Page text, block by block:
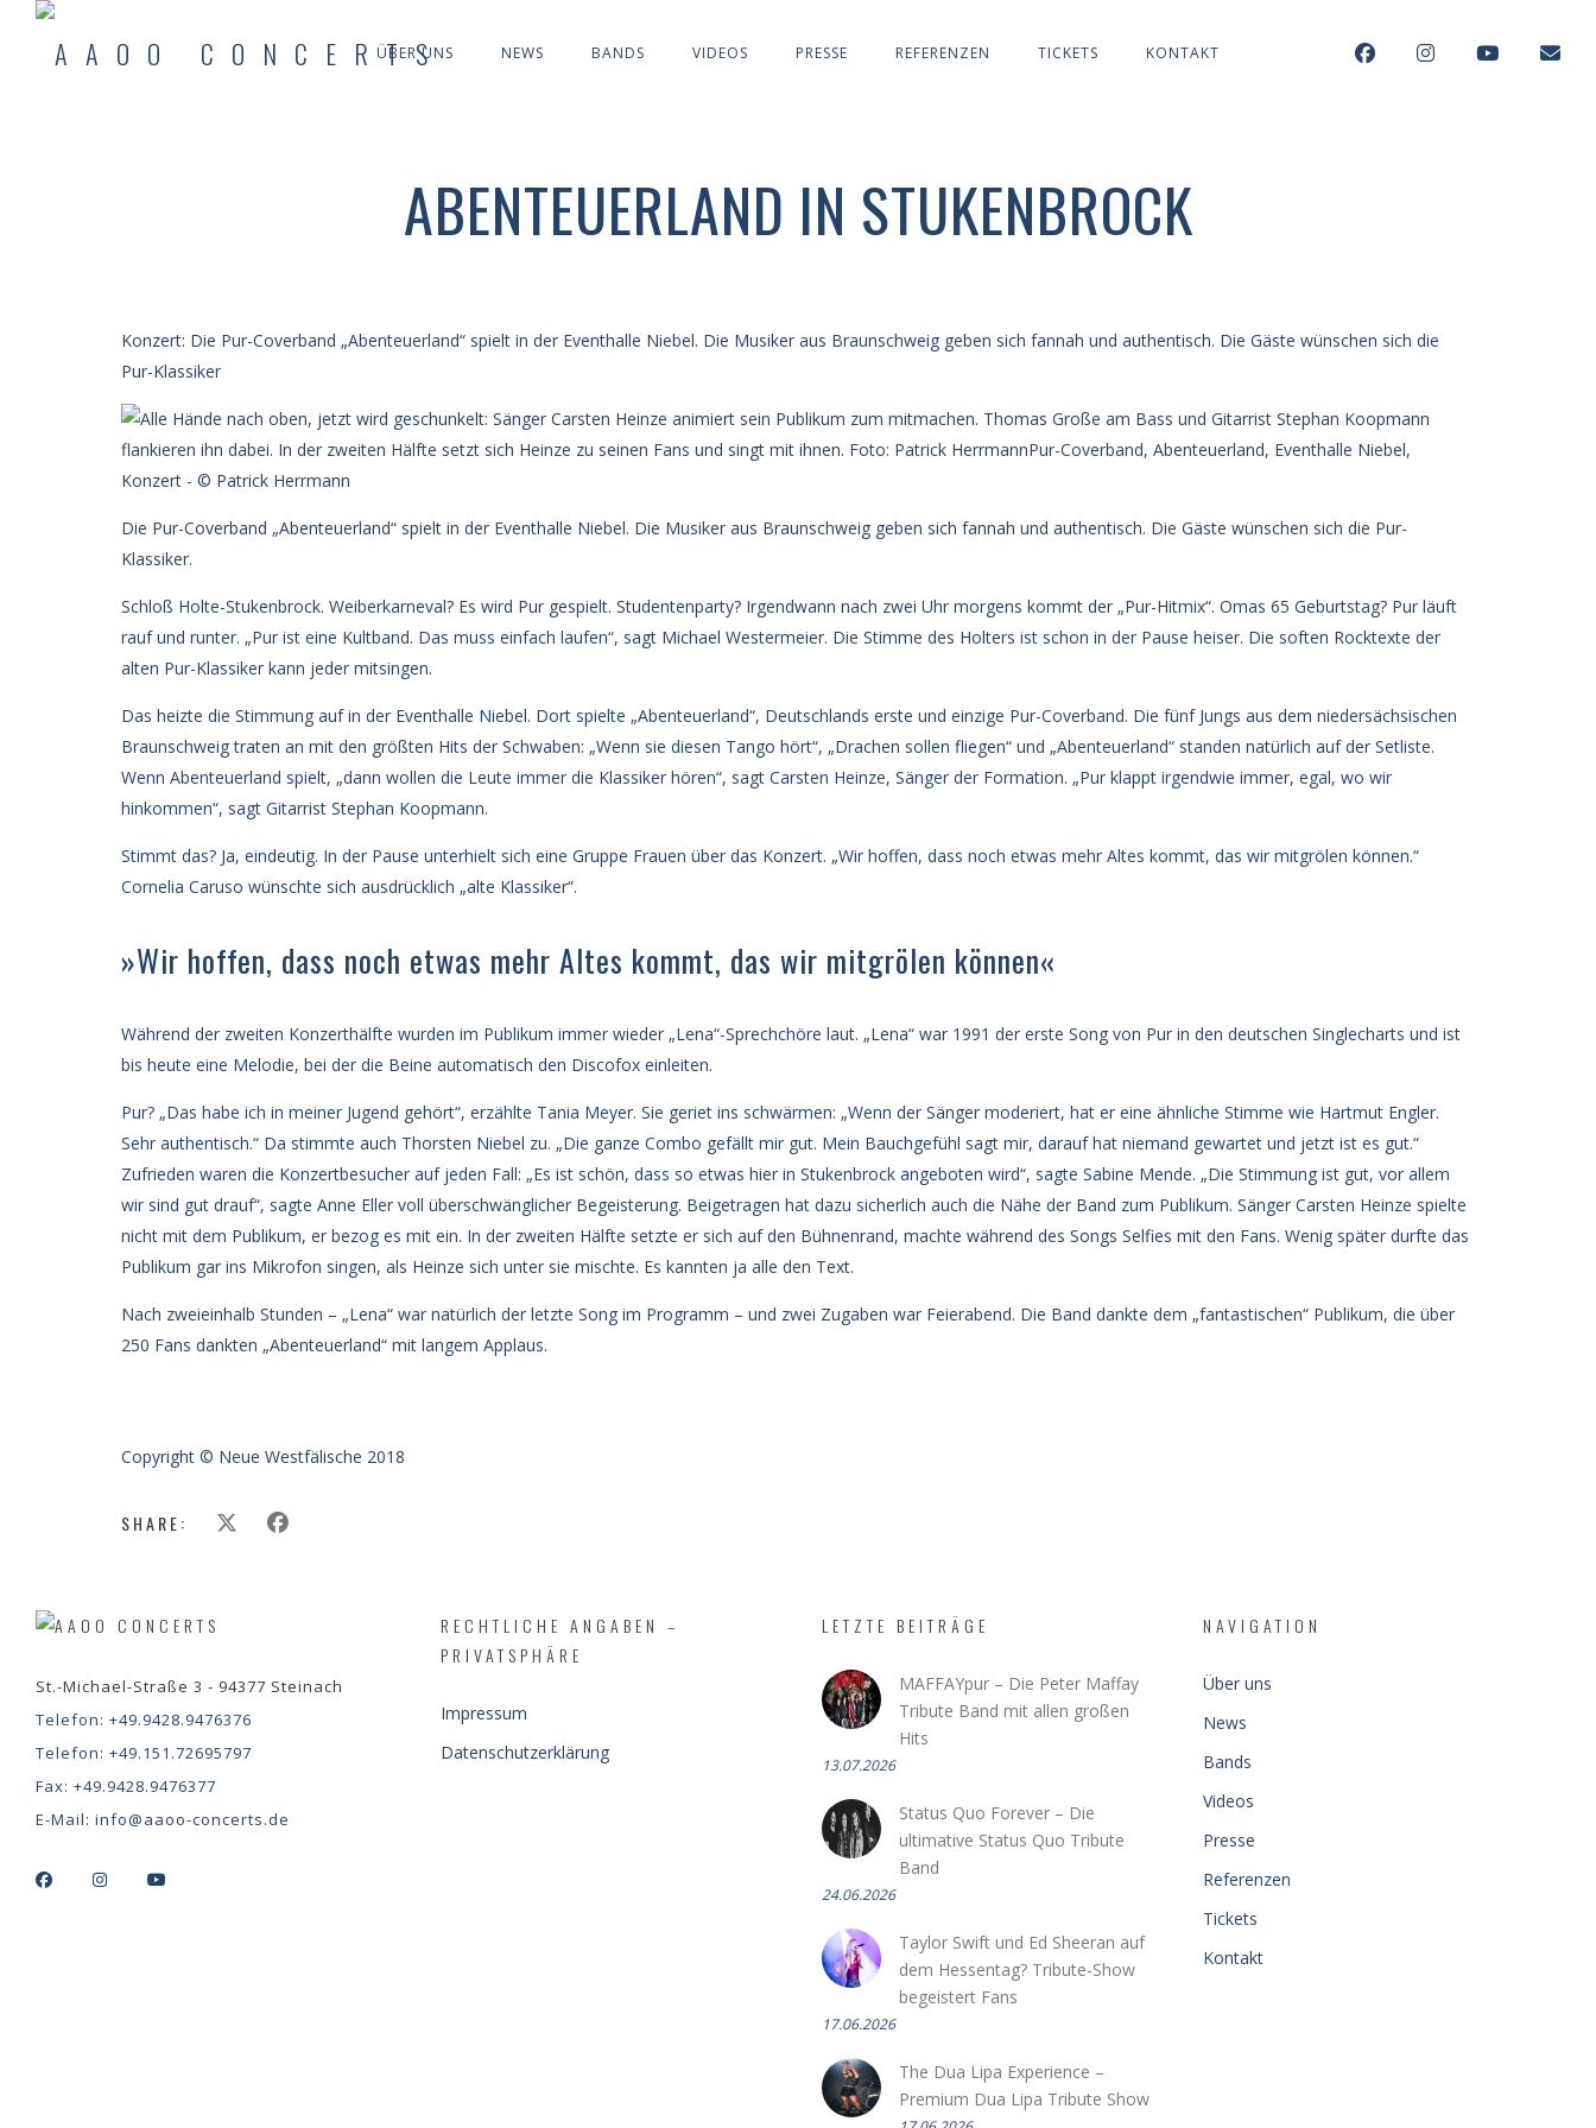
ÜBER UNS NEWS BANDS VIDEOS PRESSE REFERENZEN TICKETS KONTAKT
ABENTEUERLAND IN STUKENBROCK
Konzert: Die Pur-Coverband „Abenteuerland“ spielt in der Eventhalle Niebel. Die Musiker aus Braunschweig geben sich fannah und authentisch. Die Gäste wünschen sich die
Pur-Klassiker
Die Pur-Coverband „Abenteuerland“ spielt in der Eventhalle Niebel. Die Musiker aus Braunschweig geben sich fannah und authentisch. Die Gäste wünschen sich die Pur-
Klassiker.
Schloß Holte-Stukenbrock. Weiberkarneval? Es wird Pur gespielt. Studentenparty? Irgendwann nach zwei Uhr morgens kommt der „Pur-Hitmix“. Omas 65 Geburtstag? Pur läuft
rauf und runter. „Pur ist eine Kultband. Das muss einfach laufen“, sagt Michael Westermeier. Die Stimme des Holters ist schon in der Pause heiser. Die soften Rocktexte der
alten Pur-Klassiker kann jeder mitsingen.
Das heizte die Stimmung auf in der Eventhalle Niebel. Dort spielte „Abenteuerland“, Deutschlands erste und einzige Pur-Coverband. Die fünf Jungs aus dem niedersächsischen
Braunschweig traten an mit den größten Hits der Schwaben: „Wenn sie diesen Tango hört“, „Drachen sollen fliegen“ und „Abenteuerland“ standen natürlich auf der Setliste.
Wenn Abenteuerland spielt, „dann wollen die Leute immer die Klassiker hören“, sagt Carsten Heinze, Sänger der Formation. „Pur klappt irgendwie immer, egal, wo wir
hinkommen“, sagt Gitarrist Stephan Koopmann.
Stimmt das? Ja, eindeutig. In der Pause unterhielt sich eine Gruppe Frauen über das Konzert. „Wir hoffen, dass noch etwas mehr Altes kommt, das wir mitgrölen können.“
Cornelia Caruso wünschte sich ausdrücklich „alte Klassiker“.
»Wir hoffen, dass noch etwas mehr Altes kommt, das wir mitgrölen können«
Während der zweiten Konzerthälfte wurden im Publikum immer wieder „Lena“-Sprechchöre laut. „Lena“ war 1991 der erste Song von Pur in den deutschen Singlecharts und ist
bis heute eine Melodie, bei der die Beine automatisch den Discofox einleiten.
Pur? „Das habe ich in meiner Jugend gehört“, erzählte Tania Meyer. Sie geriet ins schwärmen: „Wenn der Sänger moderiert, hat er eine ähnliche Stimme wie Hartmut Engler.
Sehr authentisch.“ Da stimmte auch Thorsten Niebel zu. „Die ganze Combo gefällt mir gut. Mein Bauchgefühl sagt mir, darauf hat niemand gewartet und jetzt ist es gut.“
Zufrieden waren die Konzertbesucher auf jeden Fall: „Es ist schön, dass so etwas hier in Stukenbrock angeboten wird“, sagte Sabine Mende. „Die Stimmung ist gut, vor allem
wir sind gut drauf“, sagte Anne Eller voll überschwänglicher Begeisterung. Beigetragen hat dazu sicherlich auch die Nähe der Band zum Publikum. Sänger Carsten Heinze spielte
nicht mit dem Publikum, er bezog es mit ein. In der zweiten Hälfte setzte er sich auf den Bühnenrand, machte während des Songs Selfies mit den Fans. Wenig später durfte das
Publikum gar ins Mikrofon singen, als Heinze sich unter sie mischte. Es kannten ja alle den Text.
Nach zweieinhalb Stunden – „Lena“ war natürlich der letzte Song im Programm – und zwei Zugaben war Feierabend. Die Band dankte dem „fantastischen“ Publikum, die über
250 Fans dankten „Abenteuerland“ mit langem Applaus.
Copyright © Neue Westfälische 2018
SHARE:
St.-Michael-Straße 3 - 94377 Steinach
Telefon: +49.9428.9476376
Telefon: +49.151.72695797
Fax: +49.9428.9476377
E-Mail: info@aaoo-concerts.de
RECHTLICHE ANGABEN –
PRIVATSPHÄRE
Impressum
Datenschutzerklärung
LETZTE BEITRÄGE
MAFFAYpur – Die Peter Maffay
Tribute Band mit allen großen
Hits
13.07.2026
Status Quo Forever – Die
ultimative Status Quo Tribute
Band
24.06.2026
Taylor Swift und Ed Sheeran auf
dem Hessentag? Tribute-Show
begeistert Fans
17.06.2026
The Dua Lipa Experience –
Premium Dua Lipa Tribute Show
NAVIGATION
Über uns
News
Bands
Videos
Presse
Referenzen
Tickets
Kontakt